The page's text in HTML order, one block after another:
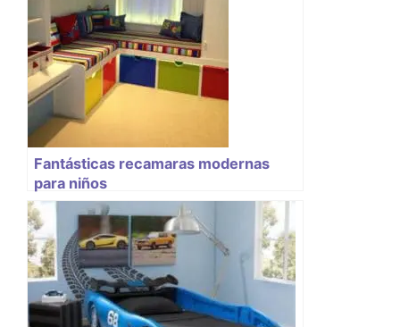
Fantásticas recamaras modernas
para niños